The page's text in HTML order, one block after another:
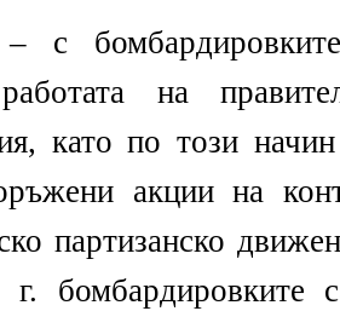
с
на
като по този
акции на
партизанско
г. бомбардировките